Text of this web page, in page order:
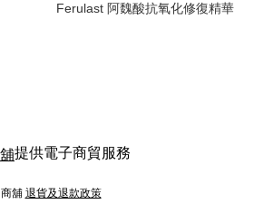
Ferulast 阿魏酸抗氧化修復精華
提供電子商貿服務
商舖 退貨及退款政策